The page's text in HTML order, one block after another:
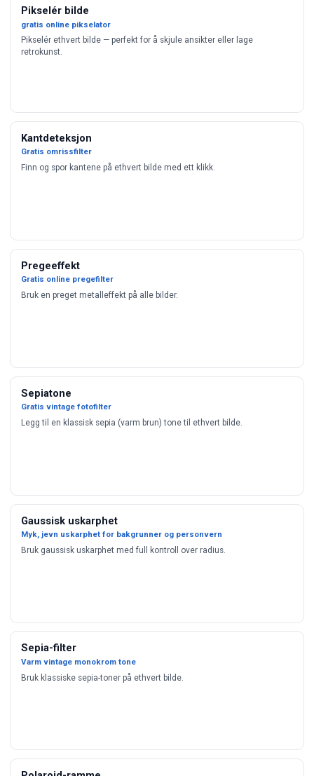
Pikselér bilde
gratis online pikselator
Pikselér ethvert bilde — perfekt for å skjule ansikter eller lage
retrokunst.
Kantdeteksjon
Gratis omrissfilter
Finn og spor kantene på ethvert bilde med ett klikk.
Pregeeffekt
Gratis online pregefilter
Bruk en preget metalleffekt på alle bilder.
Sepiatone
Gratis vintage fotofilter
Legg til en klassisk sepia (varm brun) tone til ethvert bilde.
Gaussisk uskarphet
Myk, jevn uskarphet for bakgrunner og personvern
Bruk gaussisk uskarphet med full kontroll over radius.
Sepia-filter
Varm vintage monokrom tone
Bruk klassiske sepia-toner på ethvert bilde.